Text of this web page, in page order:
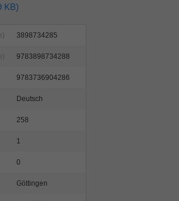
KB)
3898734285
9783898734288
9783736904286
Deutsch
258
1
0
Göttingen